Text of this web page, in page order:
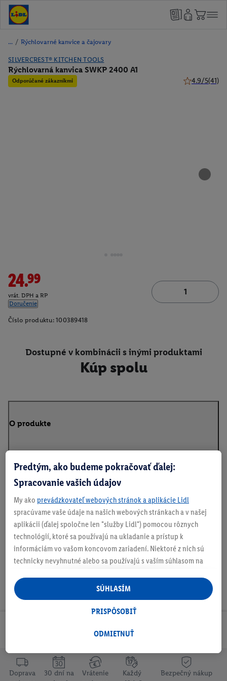
/ Rýchlovarné kanvice a čajovary
SILVERCREST® KITCHEN TOOLS
Rýchlovarná kanvica SWKP 2400 A1
Odporúčané zákazníkmi 4.9/5(41)
24.99
vrát. DPH a RP
Doručenie
Číslo produktu: 100389418
Dostupné v kombinácii s inými produktami
Kúp spolu
O produkte
Podrobnosti o bezpečnosti produktu
Na stiahnutie
Odoberaj Newsletter!
Doprava
30 dní na
Vrátenie
Každý
Bezpečný nákup
Predtým, ako budeme pokračovať ďalej:
Spracovanie vašich údajov
My ako prevádzkovateľ webových stránok a aplikácie Lidl
spracúvame vaše údaje na našich webových stránkach a v našej
aplikácii (ďalej spoločne len "služby Lidl") pomocou rôznych
technológií, ktoré sa používajú na ukladanie a prístup k
informáciám vo vašom koncovom zariadení. Niektoré z nich sú
technicky nevyhnutné alebo sa používajú s vaším súhlasom na
personalizovanú reklamu v rámci služieb Lidl aj mimo nich. Ak
ste účastníkom programu Lidl Plus, na tieto účely sa spracúvajú
aj údaje z vášho nákupného správania v obchode.
následne si vytvoríte účet Lidl Plus alebo sa prihlásite do svojho
tiež vytvoriť špeciálny online identifikátor z e-mailovej adresy,
ktorú tam uvediete, aby sme vás mohli rozpoznať v službách
ODMIETNUŤ
PRISPÔSOBIŤ
SÚHLASÍM